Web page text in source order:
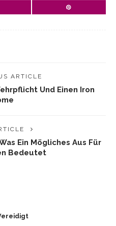
ARTICLE
Und Einen Iron
Ein Mögliches Aus Für
Bedeutet